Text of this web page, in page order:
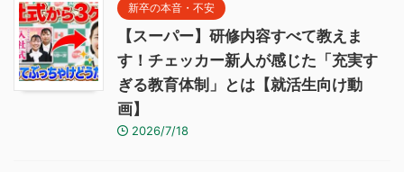
新卒の本音・不安
【スーパー】研修内容すべて教えま
す！チェッカー新人が感じた「充実す
ぎる教育体制」とは【就活生向け動
画】
2026/7/18